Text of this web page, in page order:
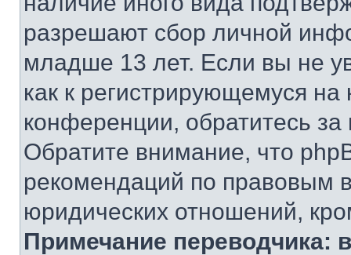
разрешают сбор личной
младше 13 лет. Если вы не
как к регистрирующемуся
конференции, обратитесь
Обратите внимание, что
рекомендаций по правовым
юридических отношений,
Примечание переводчика: